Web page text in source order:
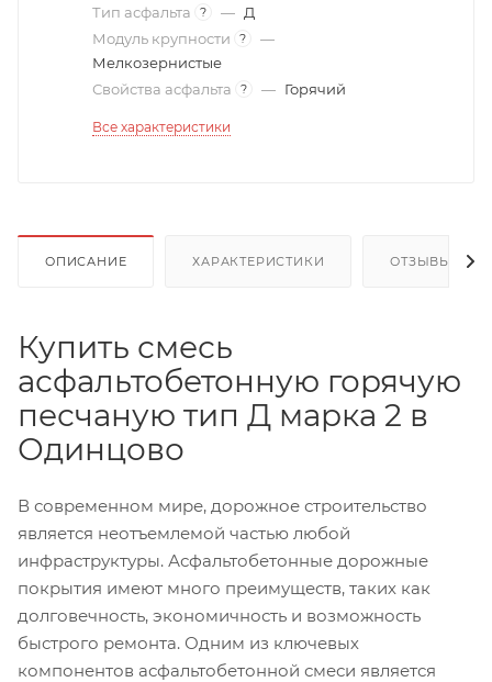
Тип асфальта
? — Д
Модуль крупности
?
—
Мелкозернистые
Свойства асфальта
? — Горячий
Все характеристики
ОПИСАНИЕ ХАРАКТЕРИСТИКИ ОТЗЫВЫ
Купить смесь
асфальтобетонную горячую
песчаную тип Д марка 2 в
Одинцово
В современном мире, дорожное строительство
является неотъемлемой частью любой
инфраструктуры. Асфальтобетонные дорожные
покрытия имеют много преимуществ, таких как
долговечность, экономичность и возможность
быстрого ремонта. Одним из ключевых
компонентов асфальтобетонной смеси является